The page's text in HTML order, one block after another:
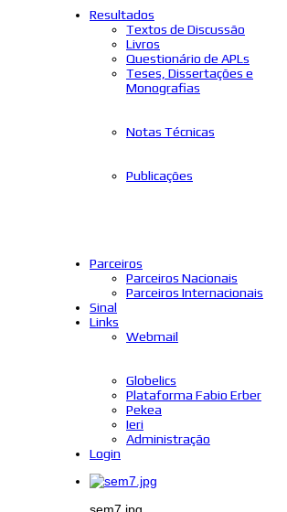
Resultados
Textos de Discussão
Livros
Questionário de APLs
Teses, Dissertações e
Monografias
Notas Técnicas
Publicações
Parceiros
Parceiros Nacionais
Parceiros Internacionais
Sinal
Links
Webmail
Globelics
Plataforma Fabio Erber
Pekea
Ieri
Administração
Login
sem7.jpg